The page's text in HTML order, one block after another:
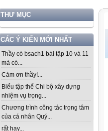
THƯ MỤC
CÁC Ý KIẾN MỚI NHẤT
Thầy có bsach1 bài tập 10 và 11
mà có...
Cảm ơn thầy!...
Biểu tập thể Chi bộ xây dựng
nhiệm vụ trọng...
Chương trình công tác trọng tâm
của cá nhân Quý...
rất hay...